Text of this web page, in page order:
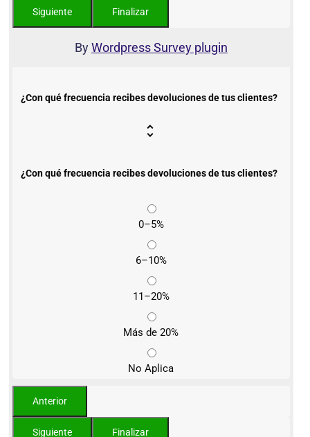
ByWordpress Survey plugin
¿Con qué frecuencia recibes devoluciones de tus clientes?
¿Con qué frecuencia recibes devoluciones de tus clientes?
0–5%
6–10%
11–20%
Más de 20%
No Aplica